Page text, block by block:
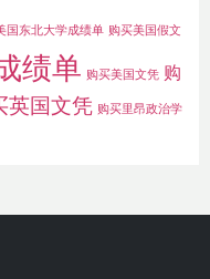
国东北大学成绩单 购买美国假文
绩单 购买美国文凭 购
英国文凭 购买里昂政治学